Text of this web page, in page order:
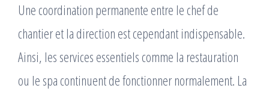
Une coordination permanente entre le chef de
chantier et la direction est cependant indispensable.
Ainsi, les services essentiels comme la restauration
ou le spa continuent de fonctionner normalement. La